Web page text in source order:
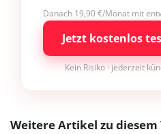
Danach 19,90 €/Monat mit
Jetzt kostenlos
Kein Risiko · jederzeit
Weitere Artikel zu diesem